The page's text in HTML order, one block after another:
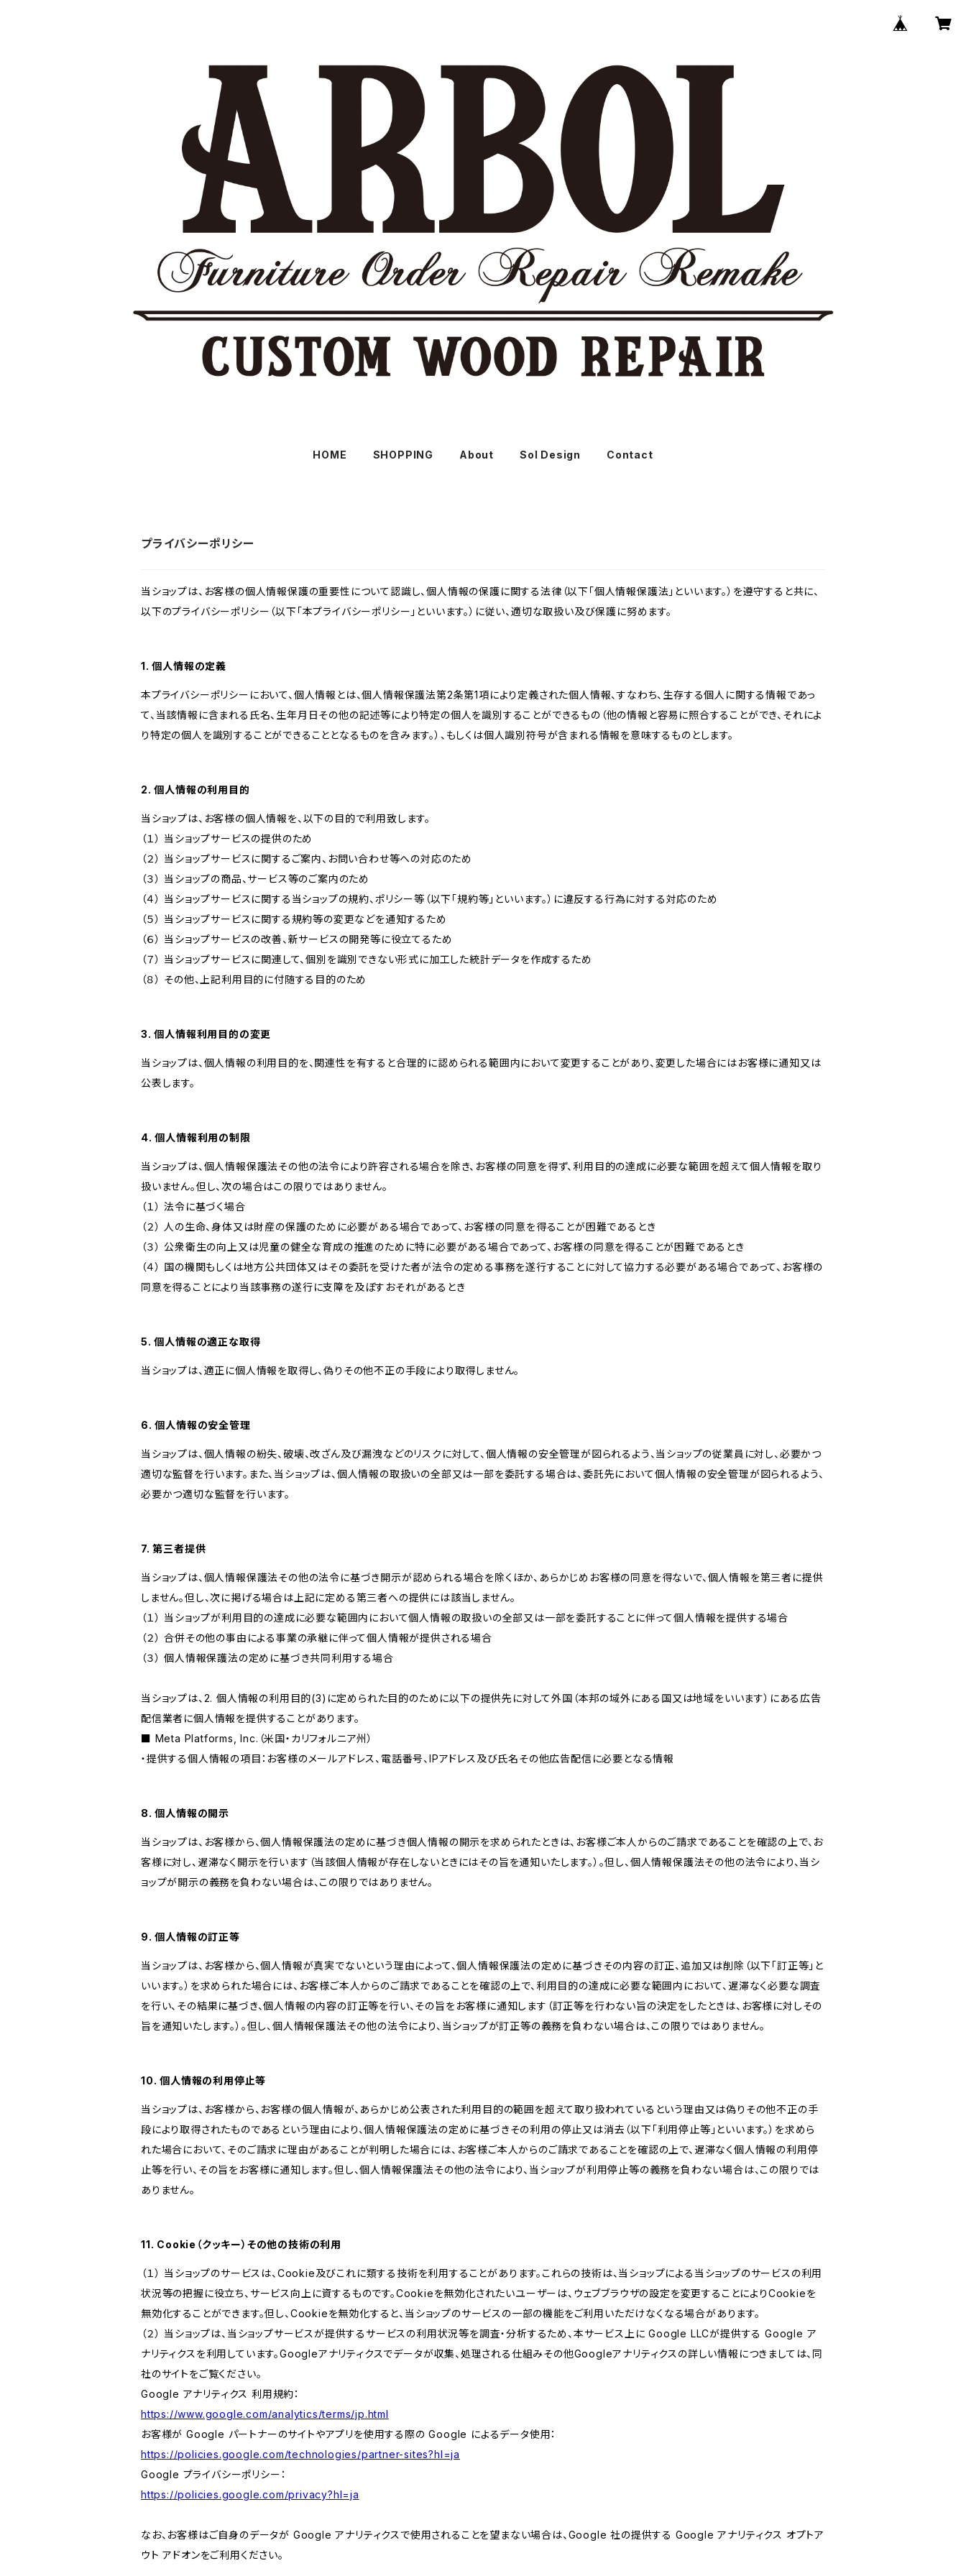
HOME SHOPPING About Sol Design Contact
プライバシーポリシー
当ショップは、お客様の個人情報保護の重要性について認識し、個人情報の保護に関する法律（以下「個人情報保護法」といいます。）を遵守すると共に、
以下のプライバシーポリシー（以下「本プライバシーポリシー」といいます。）に従い、適切な取扱い及び保護に努めます。
1. 個人情報の定義
本プライバシーポリシーにおいて、個人情報とは、個人情報保護法第2条第1項により定義された個人情報、すなわち、生存する個人に関する情報であっ
て、当該情報に含まれる氏名、生年月日その他の記述等により特定の個人を識別することができるもの（他の情報と容易に照合することができ、それによ
り特定の個人を識別することができることとなるものを含みます。）、もしくは個人識別符号が含まれる情報を意味するものとします。
2. 個人情報の利用目的
当ショップは、お客様の個人情報を、以下の目的で利用致します。
（１） 当ショップサービスの提供のため
（２） 当ショップサービスに関するご案内、お問い合わせ等への対応のため
（３） 当ショップの商品、サービス等のご案内のため
（４） 当ショップサービスに関する当ショップの規約、ポリシー等（以下「規約等」といいます。）に違反する行為に対する対応のため
（５） 当ショップサービスに関する規約等の変更などを通知するため
（６） 当ショップサービスの改善、新サービスの開発等に役立てるため
（７） 当ショップサービスに関連して、個別を識別できない形式に加工した統計データを作成するため
（８） その他、上記利用目的に付随する目的のため
3. 個人情報利用目的の変更
当ショップは、個人情報の利用目的を、関連性を有すると合理的に認められる範囲内において変更することがあり、変更した場合にはお客様に通知又は
公表します。
4. 個人情報利用の制限
当ショップは、個人情報保護法その他の法令により許容される場合を除き、お客様の同意を得ず、利用目的の達成に必要な範囲を超えて個人情報を取り
扱いません。但し、次の場合はこの限りではありません。
（１） 法令に基づく場合
（２） 人の生命、身体又は財産の保護のために必要がある場合であって、お客様の同意を得ることが困難であるとき
（３） 公衆衛生の向上又は児童の健全な育成の推進のために特に必要がある場合であって、お客様の同意を得ることが困難であるとき
（４） 国の機関もしくは地方公共団体又はその委託を受けた者が法令の定める事務を遂行することに対して協力する必要がある場合であって、お客様の
同意を得ることにより当該事務の遂行に支障を及ぼすおそれがあるとき
5. 個人情報の適正な取得
当ショップは、適正に個人情報を取得し、偽りその他不正の手段により取得しません。
6. 個人情報の安全管理
当ショップは、個人情報の紛失、破壊、改ざん及び漏洩などのリスクに対して、個人情報の安全管理が図られるよう、当ショップの従業員に対し、必要かつ
適切な監督を行います。また、当ショップは、個人情報の取扱いの全部又は一部を委託する場合は、委託先において個人情報の安全管理が図られるよう、
必要かつ適切な監督を行います。
7. 第三者提供
当ショップは、個人情報保護法その他の法令に基づき開示が認められる場合を除くほか、あらかじめお客様の同意を得ないで、個人情報を第三者に提供
しません。但し、次に掲げる場合は上記に定める第三者への提供には該当しません。
（１） 当ショップが利用目的の達成に必要な範囲内において個人情報の取扱いの全部又は一部を委託することに伴って個人情報を提供する場合
（２） 合併その他の事由による事業の承継に伴って個人情報が提供される場合
（３） 個人情報保護法の定めに基づき共同利用する場合
当ショップは、2. 個人情報の利用目的(3)に定められた目的のために以下の提供先に対して外国（本邦の域外にある国又は地域をいいます）にある広告
配信業者に個人情報を提供することがあります。
■ Meta Platforms, Inc.（米国・カリフォルニア州）
・提供する個人情報の項目：お客様のメールアドレス、電話番号、IPアドレス及び氏名その他広告配信に必要となる情報
8. 個人情報の開示
当ショップは、お客様から、個人情報保護法の定めに基づき個人情報の開示を求められたときは、お客様ご本人からのご請求であることを確認の上で、お
客様に対し、遅滞なく開示を行います（当該個人情報が存在しないときにはその旨を通知いたします。）。但し、個人情報保護法その他の法令により、当シ
ョップが開示の義務を負わない場合は、この限りではありません。
9. 個人情報の訂正等
当ショップは、お客様から、個人情報が真実でないという理由によって、個人情報保護法の定めに基づきその内容の訂正、追加又は削除（以下「訂正等」と
いいます。）を求められた場合には、お客様ご本人からのご請求であることを確認の上で、利用目的の達成に必要な範囲内において、遅滞なく必要な調査
を行い、その結果に基づき、個人情報の内容の訂正等を行い、その旨をお客様に通知します（訂正等を行わない旨の決定をしたときは、お客様に対しその
旨を通知いたします。）。但し、個人情報保護法その他の法令により、当ショップが訂正等の義務を負わない場合は、この限りではありません。
10. 個人情報の利用停止等
当ショップは、お客様から、お客様の個人情報が、あらかじめ公表された利用目的の範囲を超えて取り扱われているという理由又は偽りその他不正の手
段により取得されたものであるという理由により、個人情報保護法の定めに基づきその利用の停止又は消去（以下「利用停止等」といいます。）を求めら
れた場合において、そのご請求に理由があることが判明した場合には、お客様ご本人からのご請求であることを確認の上で、遅滞なく個人情報の利用停
止等を行い、その旨をお客様に通知します。但し、個人情報保護法その他の法令により、当ショップが利用停止等の義務を負わない場合は、この限りでは
ありません。
11. Cookie（クッキー）その他の技術の利用
（１） 当ショップのサービスは、Cookie及びこれに類する技術を利用することがあります。これらの技術は、当ショップによる当ショップのサービスの利用
状況等の把握に役立ち、サービス向上に資するものです。Cookieを無効化されたいユーザーは、ウェブブラウザの設定を変更することによりCookieを
無効化することができます。但し、Cookieを無効化すると、当ショップのサービスの一部の機能をご利用いただけなくなる場合があります。
（２） 当ショップは、当ショップサービスが提供するサービスの利用状況等を調査・分析するため、本サービス上に Google LLCが提供する Google ア
ナリティクスを利用しています。Googleアナリティクスでデータが収集、処理される仕組みその他Googleアナリティクスの詳しい情報につきましては、同
社のサイトをご覧ください。
Google アナリティクス 利用規約：
https://www.google.com/analytics/terms/jp.html
お客様が Google パートナーのサイトやアプリを使用する際の Google によるデータ使用：
https://policies.google.com/technologies/partner-sites?hl=ja
Google プライバシーポリシー：
https://policies.google.com/privacy?hl=ja
なお、お客様はご自身のデータが Google アナリティクスで使用されることを望まない場合は、Google 社の提供する Google アナリティクス オプトア
ウト アドオンをご利用ください。